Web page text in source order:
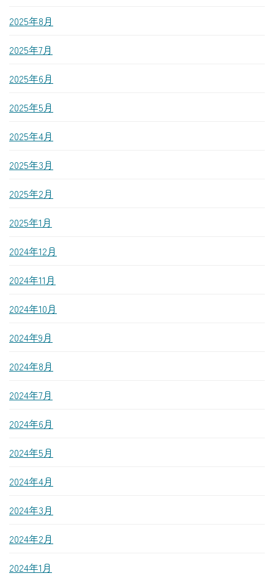
2025年8月
2025年7月
2025年6月
2025年5月
2025年4月
2025年3月
2025年2月
2025年1月
2024年12月
2024年11月
2024年10月
2024年9月
2024年8月
2024年7月
2024年6月
2024年5月
2024年4月
2024年3月
2024年2月
2024年1月